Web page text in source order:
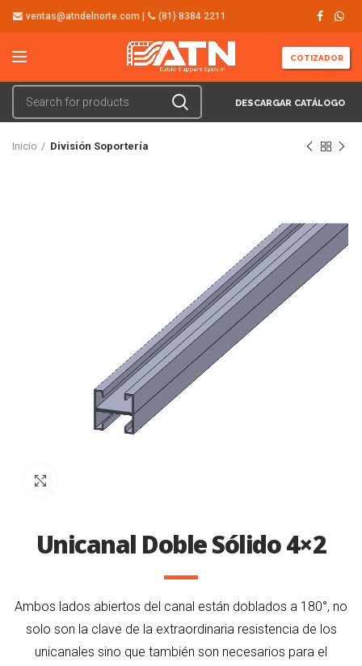
ventas@atndelnorte.com | (81) 8384 2211
COTIZADOR
DESCARGAR CATÁLOGO
Inicio División Soportería
Unicanal Doble Sólido 4×2
Ambos lados abiertos del canal están doblados a 180°, no
solo son la clave de la extraordinaria resistencia de los
unicanales sino que también son necesarios para el